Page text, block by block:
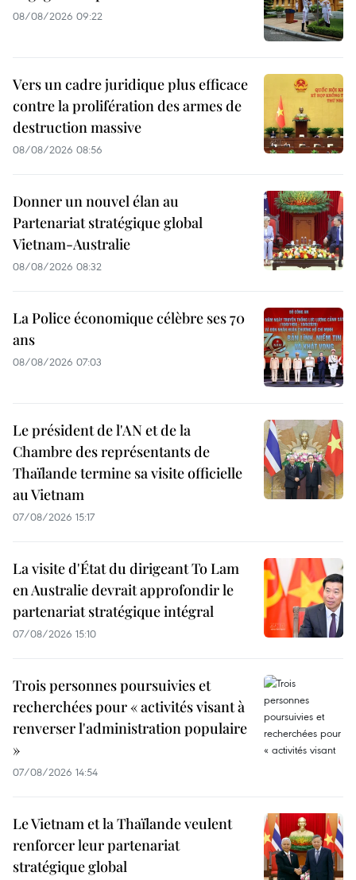
08/08/2026 09:22
Vers un cadre juridique plus efficace
contre la prolifération des armes de
destruction massive
08/08/2026 08:56
Donner un nouvel élan au
Partenariat stratégique global
Vietnam-Australie
08/08/2026 08:32
La Police économique célèbre ses 70
ans
08/08/2026 07:03
Le président de l'AN et de la
Chambre des représentants de
Thaïlande termine sa visite officielle
au Vietnam
07/08/2026 15:17
La visite d'État du dirigeant To Lam
en Australie devrait approfondir le
partenariat stratégique intégral
07/08/2026 15:10
Trois personnes poursuivies et
recherchées pour « activités visant à
renverser l'administration populaire
»
07/08/2026 14:54
Le Vietnam et la Thaïlande veulent
renforcer leur partenariat
stratégique global